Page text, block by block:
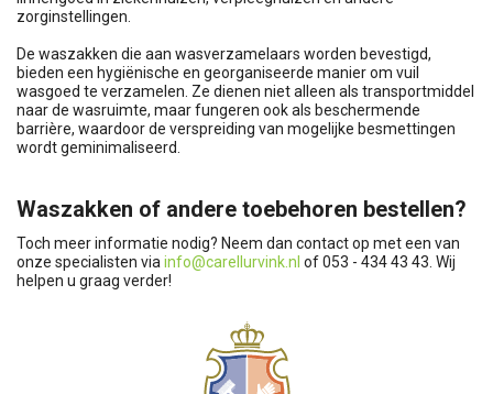
zorginstellingen.
De waszakken die aan wasverzamelaars worden bevestigd,
bieden een hygiënische en georganiseerde manier om vuil
wasgoed te verzamelen. Ze dienen niet alleen als transportmiddel
naar de wasruimte, maar fungeren ook als beschermende
barrière, waardoor de verspreiding van mogelijke besmettingen
wordt geminimaliseerd.
Waszakken of andere toebehoren bestellen?
Toch meer informatie nodig? Neem dan contact op met een van
onze specialisten via info@carellurvink.nl of 053 - 434 43 43. Wij
helpen u graag verder!